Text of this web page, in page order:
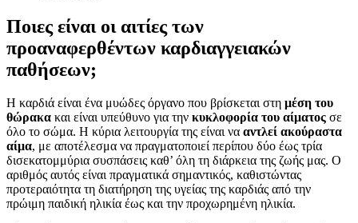
Ποιες είναι οι αιτίες των
προαναφερθέντων καρδιαγγειακών
παθήσεων;
Η καρδιά είναι ένα μυώδες όργανο που βρίσκεται στη μέση του
θώρακα και είναι υπεύθυνο για την κυκλοφορία του αίματος σε
όλο το σώμα. Η κύρια λειτουργία της είναι να αντλεί ακούραστα
αίμα, με αποτέλεσμα να πραγματοποιεί περίπου δύο έως τρία
δισεκατομμύρια συσπάσεις καθ’ όλη τη διάρκεια της ζωής μας. Ο
αριθμός αυτός είναι πραγματικά σημαντικός, καθιστώντας
προτεραιότητα τη διατήρηση της υγείας της καρδιάς από την
πρώιμη παιδική ηλικία έως και την προχωρημένη ηλικία.